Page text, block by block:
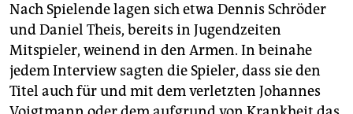
Nach Spielende lagen sich etwa Dennis Schröder
und Daniel Theis, bereits in Jugendzeiten
Mitspieler, weinend in den Armen. In beinahe
jedem Interview sagten die Spieler, dass sie den
Titel auch für und mit dem verletzten Johannes